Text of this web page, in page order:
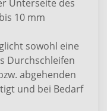
Unterseite des
10 mm
sowohl eine
Durchschleifen
abgehenden
und bei Bedarf